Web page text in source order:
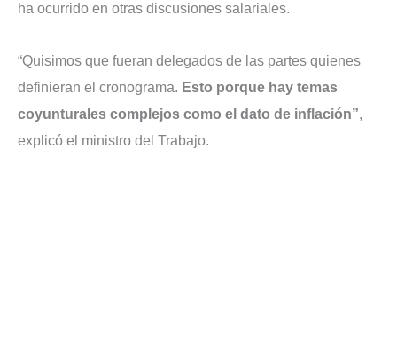
ha ocurrido en otras discusiones salariales.
“Quisimos que fueran delegados de las partes quienes
definieran el cronograma. Esto porque hay temas
coyunturales complejos como el dato de inflación”,
explicó el ministro del Trabajo.